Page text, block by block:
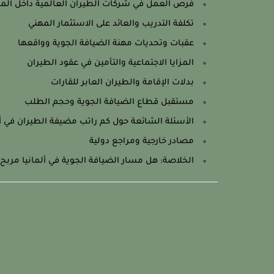
فرص العمل في شركات الطيران العالمية داخل
تكلفة التدريب والعائد على الاستثمار المهني
عقبات وتحديات مهنة الضيافة الجوية وواقعها
المزايا الاجتماعية والتأمين في عقود الطيران
بدلات الإقامة والطيران العابر للقارات
مستقبل قطاع الضيافة الجوية وحجم الطلب
الأسئلة الشائعة حول كم راتب مضيفة الطيران في
مصادر خارجية ومراجع دولية
الخلاصة: هل مسار الضيافة الجوية في ألمانيا